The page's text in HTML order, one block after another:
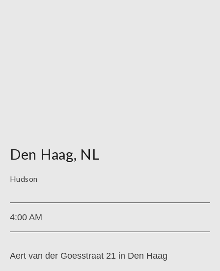
Den Haag, NL
Hudson
4:00 AM
Aert van der Goesstraat 21 in Den Haag